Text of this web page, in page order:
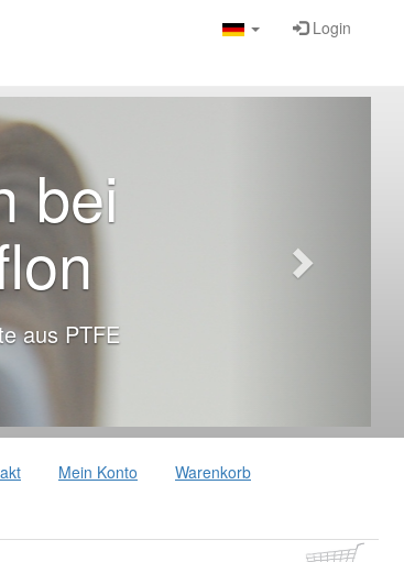
Login
bei
aus PTFE
Mein Konto Warenkorb